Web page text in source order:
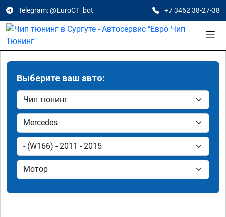
Telegram: @EuroCT_bot +7 3462 38-27-38
Выберите ваш авто: